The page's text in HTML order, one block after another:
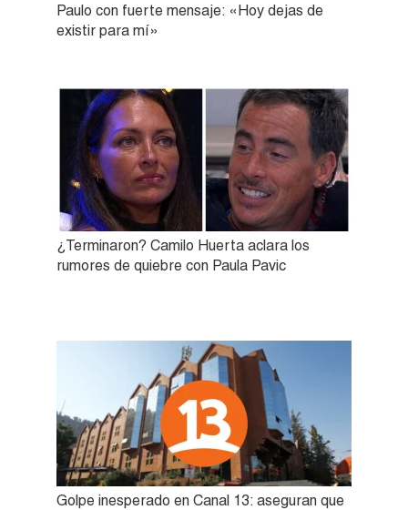
Paulo con fuerte mensaje: «Hoy dejas de
existir para mí»
¿Terminaron? Camilo Huerta aclara los
rumores de quiebre con Paula Pavic
Golpe inesperado en Canal 13: aseguran que